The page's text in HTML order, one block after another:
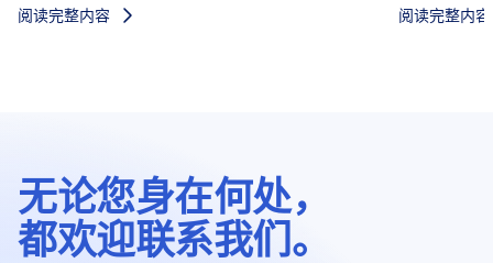
阅读完整内容 阅读完整内容
无论您身在何处，
都欢迎联系我们。